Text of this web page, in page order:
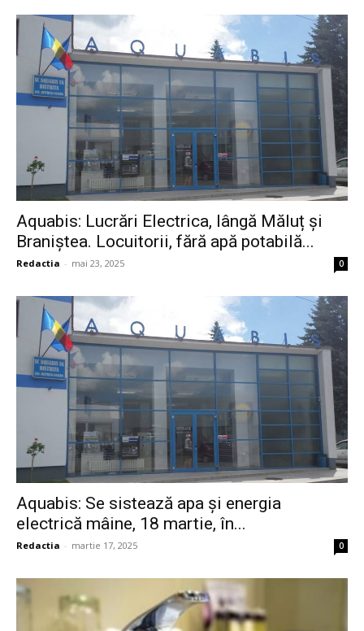
Aquabis: Lucrări Electrica, lângă Măluț și
Braniștea. Locuitorii, fără apă potabilă...
Redactia - mai 23, 2025 0
Aquabis: Se sistează apa și energia
electrică mâine, 18 martie, în...
Redactia - martie 17, 2025 0